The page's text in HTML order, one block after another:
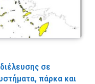
σε
πάρκα και